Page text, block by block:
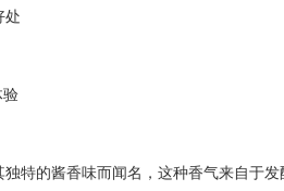
的酱香味而闻名，这种香气来自于发